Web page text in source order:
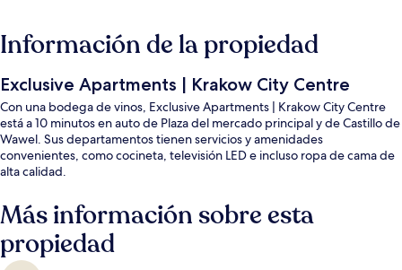
Información de la propiedad
Exclusive Apartments | Krakow City Centre
Con una bodega de vinos, Exclusive Apartments | Krakow City Centre
está a 10 minutos en auto de Plaza del mercado principal y de Castillo de
Wawel. Sus departamentos tienen servicios y amenidades
convenientes, como cocineta, televisión LED e incluso ropa de cama de
alta calidad.
Más información sobre esta
propiedad